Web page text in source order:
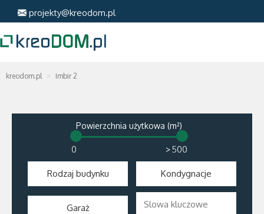
projekty@kreodom.pl
kreodom.pl Imbir 2
Powierzchnia użytkowa (m²)
>
Rodzaj budynku Kondygnacje
Garaż